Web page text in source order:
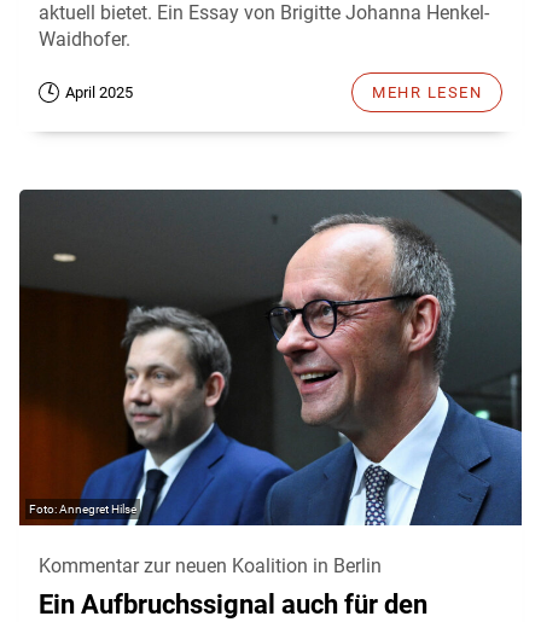
aktuell bietet. Ein Essay von Brigitte Johanna Henkel-
Waidhofer.
April 2025 MEHR LESEN
Annegret Hilse
Kommentar zur neuen Koalition in Berlin
Ein Aufbruchssignal auch für den